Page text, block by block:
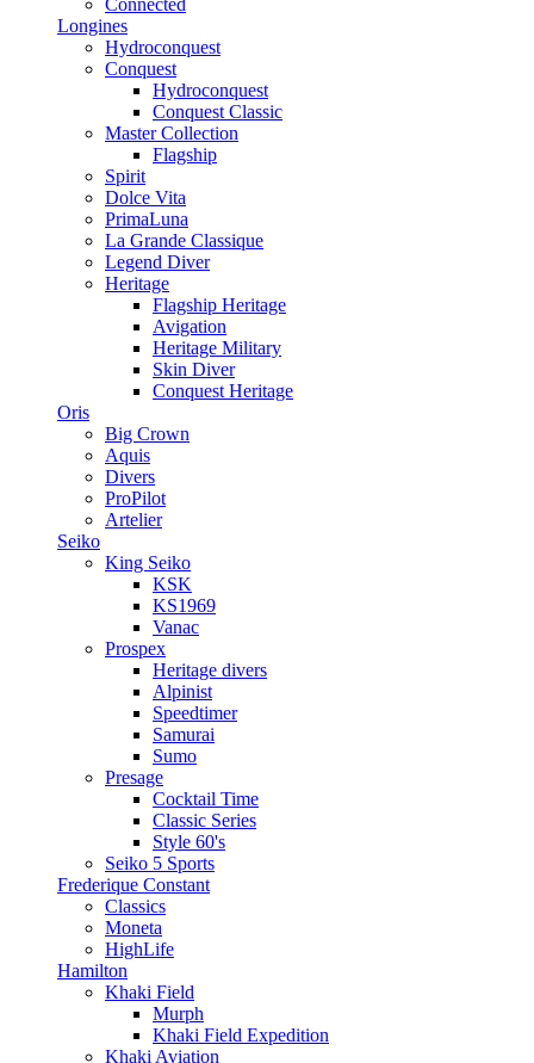
Connected
Longines
Hydroconquest
Conquest
Hydroconquest
Conquest Classic
Master Collection
Flagship
Spirit
Dolce Vita
PrimaLuna
La Grande Classique
Legend Diver
Heritage
Flagship Heritage
Avigation
Heritage Military
Skin Diver
Conquest Heritage
Oris
Big Crown
Aquis
Divers
ProPilot
Artelier
Seiko
King Seiko
KSK
KS1969
Vanac
Prospex
Heritage divers
Alpinist
Speedtimer
Samurai
Sumo
Presage
Cocktail Time
Classic Series
Style 60's
Seiko 5 Sports
Frederique Constant
Classics
Moneta
HighLife
Hamilton
Khaki Field
Murph
Khaki Field Expedition
Khaki Aviation